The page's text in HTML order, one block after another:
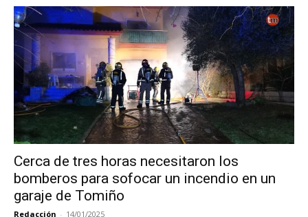
Cerca de tres horas necesitaron los
bomberos para sofocar un incendio en un
garaje de Tomiño
Redacción - 14/01/2025